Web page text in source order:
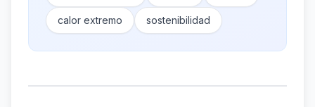
calor extremo sostenibilidad